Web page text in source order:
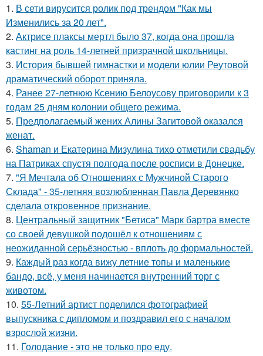
1. В сети вирусится ролик под трендом "Как мы
Изменились за 20 лет".
2. Актрисе плаксы мертл было 37, когда она прошла
кастинг на роль 14-летней призрачной школьницы.
3. История бывшей гимнастки и модели юлии Реутовой
драматический оборот приняла.
4. Ранее 27-летнюю Ксению Белоусову приговорили к 3
годам 25 дням колонии общего режима.
5. Предполагаемый жених Алины Загитовой оказался
женат.
6. Shaman и Екатерина Мизулина тихо отметили свадьбу
на Патриках спустя полгода после росписи в Донецке.
7. "Я Мечтала об Отношениях с Мужчиной Старого
Склада" - 35-летняя возлюбленная Павла Деревянко
сделала откровенное признание.
8. Центральный защитник "Бетиса" Марк бартра вместе
со своей девушкой подошёл к отношениям с
неожиданной серьёзностью - вплоть до формальностей.
9. Каждый раз когда вижу летние топы и маленькие
бандо, всё, у меня начинается внутренний торг с
животом.
10. 55-Летний артист поделился фотографией
выпускника с дипломом и поздравил его с началом
взрослой жизни.
11. Голодание - это не только про еду.